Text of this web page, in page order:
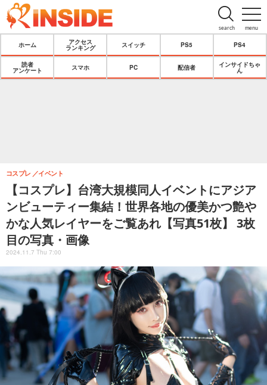
menu
search
ホーム
アクセス
ランキング
スイッチ PS5 PS4
読者
アンケート
スマホ PC 配信者
インサイドちゃ
ん
【コスプレ】台湾大規模同人イベントにアジア
ンビューティー集結！世界各地の優美かつ艶や
かな人気レイヤーをご覧あれ【写真51枚】 3枚
目の写真・画像
コスプレ イベント
2024.11.7 Thu 7:00